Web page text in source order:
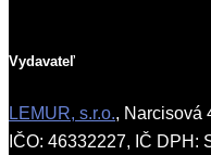
Vydavateľ
LEMUR, s.r.o., Narcisová
IČO: 46332227, IČ DPH: